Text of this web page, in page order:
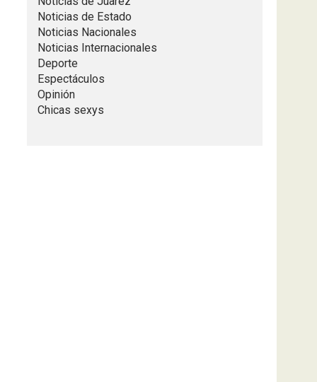
Noticias de Estado
Noticias Nacionales
Noticias Internacionales
Deporte
Espectáculos
Opinión
Chicas sexys